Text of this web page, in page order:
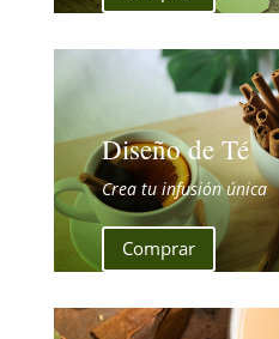
Diseño de Té
Crea tu infusión única
Comprar